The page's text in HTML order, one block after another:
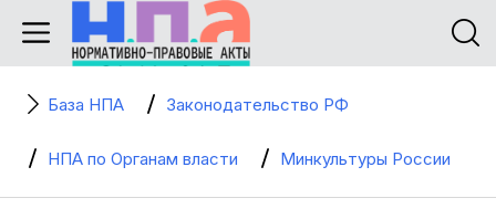
База НПА Законодательство РФ
НПА по Органам власти Минкультуры России